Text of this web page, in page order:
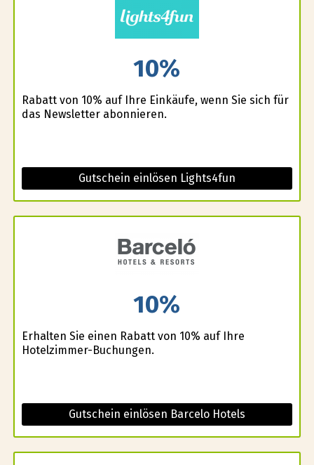
10%
Rabatt von 10% auf Ihre Einkäufe, wenn Sie sich für
das Newsletter abonnieren.
Gutschein einlösen Lights4fun
10%
Erhalten Sie einen Rabatt von 10% auf Ihre
Hotelzimmer-Buchungen.
Gutschein einlösen Barcelo Hotels